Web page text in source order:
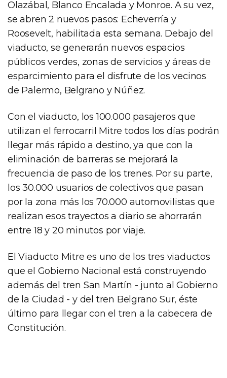
Olazábal, Blanco Encalada y Monroe. A su vez,
se abren 2 nuevos pasos: Echeverría y
Roosevelt, habilitada esta semana. Debajo del
viaducto, se generarán nuevos espacios
públicos verdes, zonas de servicios y áreas de
esparcimiento para el disfrute de los vecinos
de Palermo, Belgrano y Núñez.
Con el viaducto, los 100.000 pasajeros que
utilizan el ferrocarril Mitre todos los días podrán
llegar más rápido a destino, ya que con la
eliminación de barreras se mejorará la
frecuencia de paso de los trenes. Por su parte,
los 30.000 usuarios de colectivos que pasan
por la zona más los 70.000 automovilistas que
realizan esos trayectos a diario se ahorrarán
entre 18 y 20 minutos por viaje.
El Viaducto Mitre es uno de los tres viaductos
que el Gobierno Nacional está construyendo
además del tren San Martín - junto al Gobierno
de la Ciudad - y del tren Belgrano Sur, éste
último para llegar con el tren a la cabecera de
Constitución.